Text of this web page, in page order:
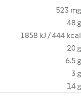
523 mg
48 g
1858 kJ / 444 kcal
20 g
6.5 g
3 g
14 g